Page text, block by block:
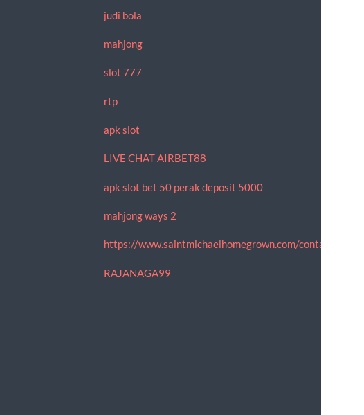
judi bola
mahjong
slot 777
rtp
apk slot
LIVE CHAT AIRBET88
apk slot bet 50 perak deposit 5000
mahjong ways 2
https://www.saintmichaelhomegrown.com/contact
RAJANAGA99